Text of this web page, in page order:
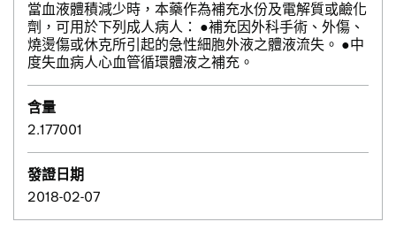
當血液體積減少時，本藥作為補充水份及電解質或鹼化
劑，可用於下列成人病人： ●補充因外科手術、外傷、
燒燙傷或休克所引起的急性細胞外液之體液流失。 ●中
度失血病人心血管循環體液之補充。
含量
2.177001
發證日期
2018-02-07